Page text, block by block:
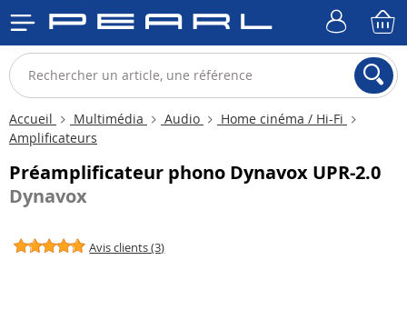
Accueil Multimédia Audio
Home cinéma / Hi-Fi
Amplificateurs
Préamplificateur phono Dynavox UPR-2.0
Dynavox
Avis clients (3)